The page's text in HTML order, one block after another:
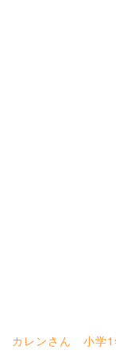
カレンさん 小学1